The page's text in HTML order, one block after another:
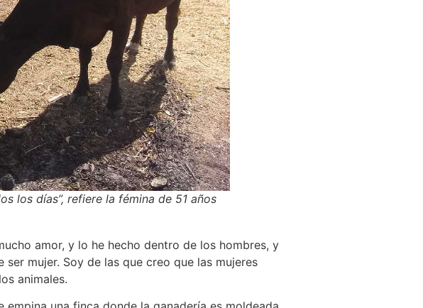
los días”, refiere la fémina de 51 años
amor, y lo he hecho dentro de los hombres, y
mujer. Soy de las que creo que las mujeres
animales.